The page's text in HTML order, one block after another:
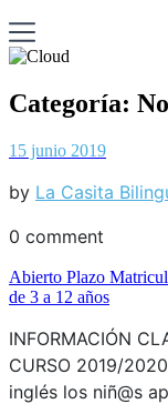
Categoría:
15 junio 2019
by La Casita
0 comment
Abierto Plazo
de 3 a 12 años
INFORMACIÓN
CURSO 2019/
inglés los niñ@s